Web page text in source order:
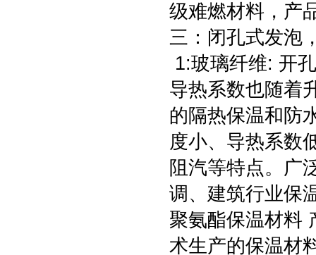
级难燃材料，产
三：闭孔式发泡
1:玻璃纤维: 开
导热系数也随着
的隔热保温和防
度小、导热系数
阻汽等特点。广
调、建筑行业保
聚氨酯保温材料
术生产的保温材